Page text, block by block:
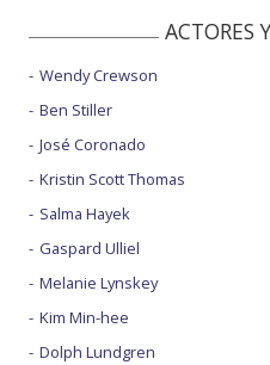
ACTORES
Wendy Crewson
Ben Stiller
José Coronado
Kristin Scott Thomas
Salma Hayek
Gaspard Ulliel
Melanie Lynskey
Kim Min-hee
Dolph Lundgren